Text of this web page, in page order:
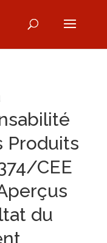
Produits
CEE
du